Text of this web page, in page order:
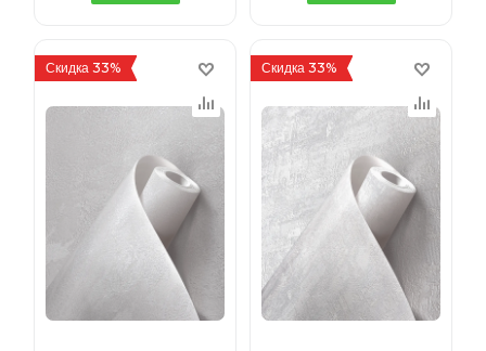
Скидка 33% Скидка 33%